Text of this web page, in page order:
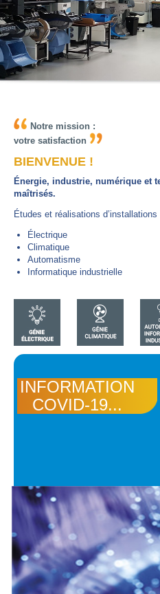
Notre mission :
votre satisfaction
BIENVENUE !
Énergie, industrie, numérique et
maîtrisés.
Études et réalisations d’installations
Électrique
Climatique
Automatisme
Informatique industrielle
INFORMATION
COVID-19...